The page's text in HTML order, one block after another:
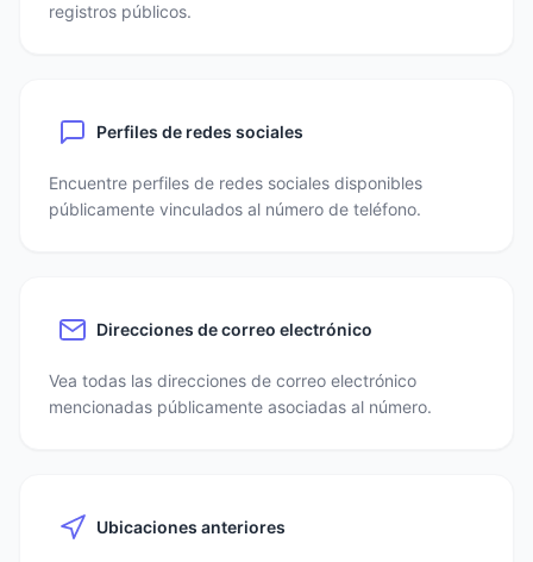
registros públicos.
Perfiles de redes sociales
Encuentre perfiles de redes sociales disponibles
públicamente vinculados al número de teléfono.
Direcciones de correo electrónico
Vea todas las direcciones de correo electrónico
mencionadas públicamente asociadas al número.
Ubicaciones anteriores